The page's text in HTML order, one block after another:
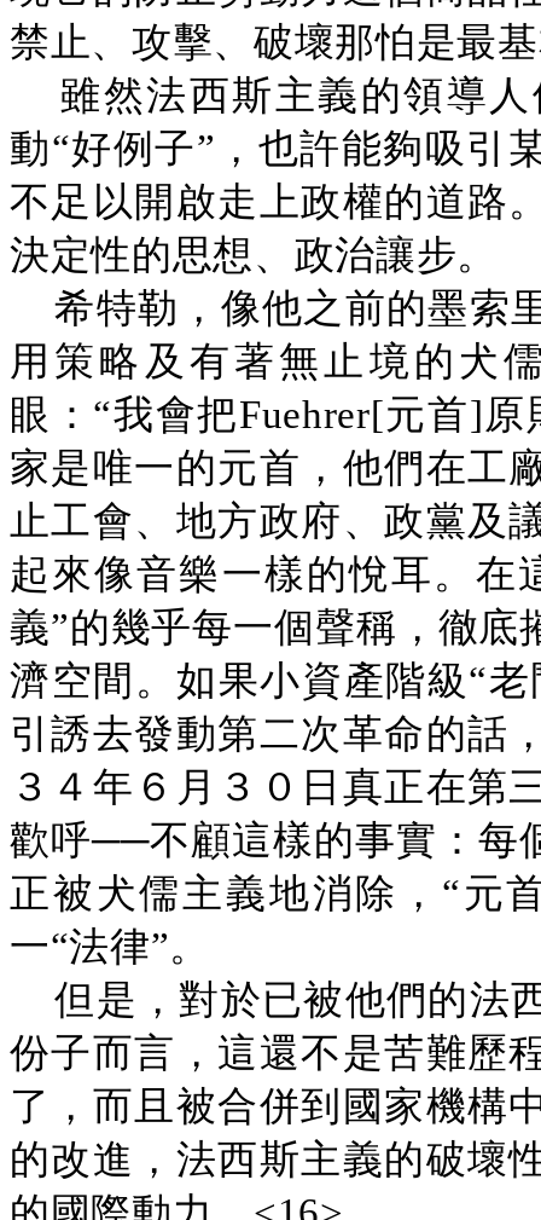
禁止、攻擊、破壞那怕是最
雖然法西斯主義的領導
動“好例子”，也許能夠吸引
不足以開啟走上政權的道路
決定性的思想、政治讓步。
希特勒，像他之前的墨索
用策略及有著無止境的犬
眼：“我會把Fuehrer[元首]
家是唯一的元首，他們在工
止工會、地方政府、政黨及
起來像音樂一樣的悅耳。在
義”的幾乎每一個聲稱，徹
濟空間。如果小資產階級“
引誘去發動第二次革命的話
３４年６月３０日真正在第
歡呼──不顧這樣的事實：每
正被犬儒主義地消除，“元
一“法律”。
但是，對於已被他們的法
份子而言，這還不是苦難歷
了，而且被合併到國家機構
的改進，法西斯主義的破壞